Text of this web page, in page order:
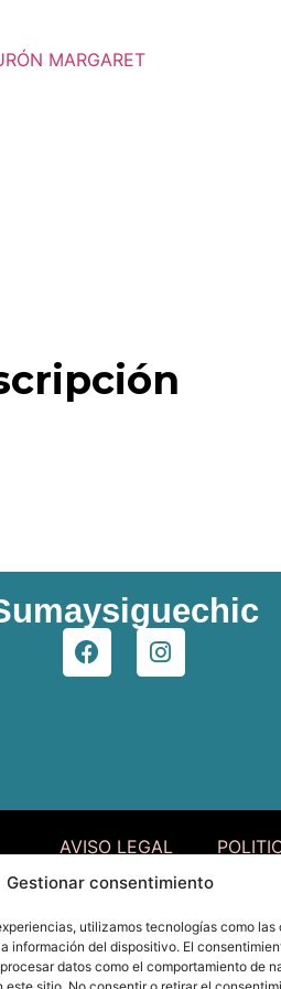
Gestionar consentimiento
utilizamos tecnologías como las
información del dispositivo. El
datos como el comportamiento de
AVISO LEGAL